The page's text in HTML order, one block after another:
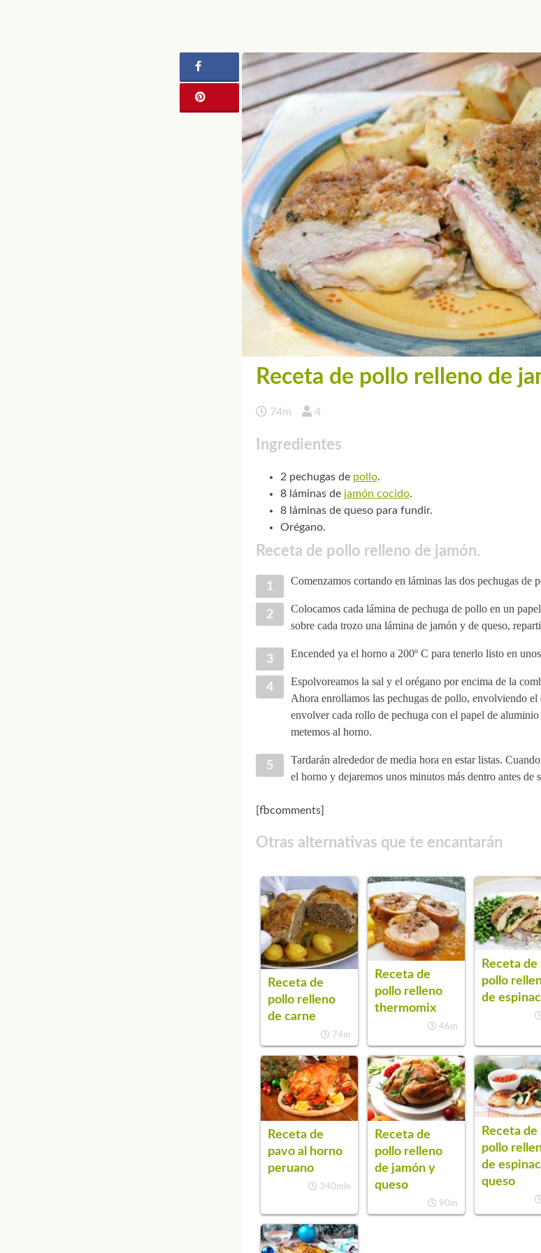
Receta de pollo relleno de
74m 4
Ingredientes
2 pechugas de pollo.
8 láminas de jamón cocido.
8 láminas de queso para fundir.
Orégano.
Receta de pollo relleno de jamón.
Comenzamos cortando en láminas las dos pechugas de
Colocamos cada lámina de pechuga de pollo en un
sobre cada trozo una lámina de jamón y de queso,
Encended ya el horno a 200º C para tenerlo listo en
Espolvoreamos la sal y el orégano por encima de la
Ahora enrollamos las pechugas de pollo, envolviendo el
envolver cada rollo de pechuga con el papel de
metemos al horno.
Tardarán alrededor de media hora en estar listas.
el horno y dejaremos unos minutos más dentro antes de
[fbcomments]
Otras alternativas que te encantarán
Receta de
pollo relleno
de carne
74m
Receta de
pollo relleno
thermomix
46m
Receta de
pollo
de
Receta de
pavo al horno
peruano
340min
Receta de
pollo relleno
de jamón y
queso
90m
Receta de
pollo
de
queso